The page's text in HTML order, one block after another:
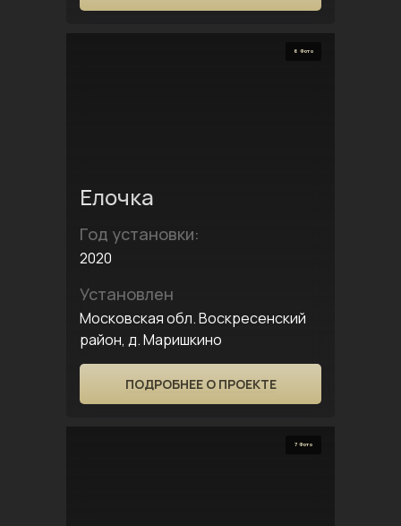
6 Фото
Елочка
Год установки:
2020
Установлен
Московская обл. Воскресенский
район, д. Маришкино
ПОДРОБНЕЕ О ПРОЕКТЕ
7 Фото